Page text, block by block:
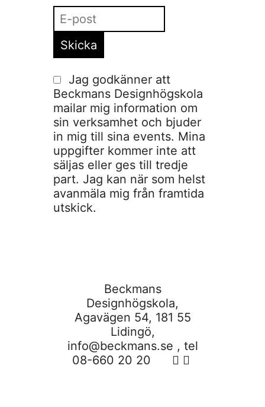
Jag godkänner att
Beckmans Designhögskola
mailar mig information om
sin verksamhet och bjuder
in mig till sina events. Mina
uppgifter kommer inte att
säljas eller ges till tredje
part. Jag kan när som helst
avanmäla mig från framtida
utskick.
Beckmans
Designhögskola,
Agavägen 54, 181 55
Lidingö,
info@beckmans.se , tel
08-660 20 20